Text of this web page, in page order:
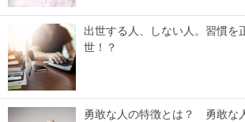
出世する人、しない人。習慣を
世！？
勇敢な人の特徴とは？ 勇敢な